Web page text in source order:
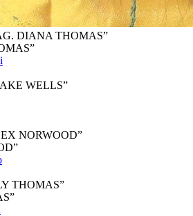
DIANA THOMAS”
WELLS”
NORWOOD”
THOMAS”